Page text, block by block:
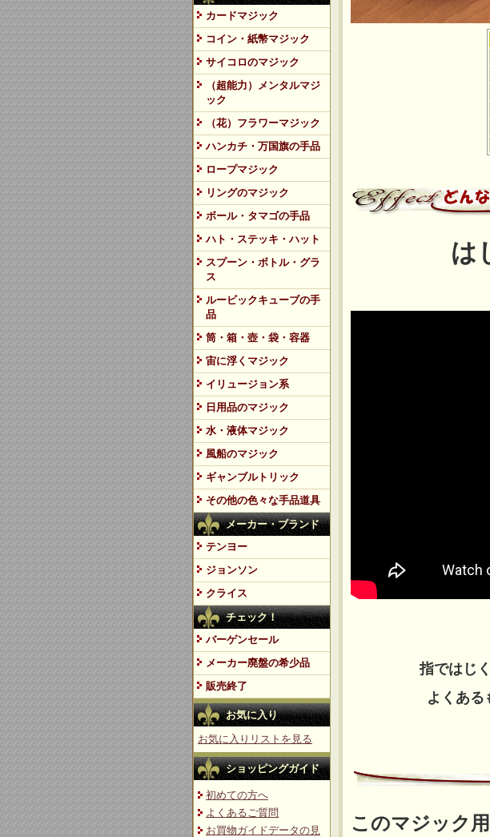
カードマジック
コイン・紙幣マジック
サイコロのマジック
（超能力）メンタルマジ
ック
（花）フラワーマジック
ハンカチ・万国旗の手品
ロープマジック
リングのマジック
ボール・タマゴの手品
ハト・ステッキ・ハット
スプーン・ボトル・グラ
ス
ルービックキューブの手
品
筒・箱・壺・袋・容器
宙に浮くマジック
イリュージョン系
日用品のマジック
水・液体マジック
風船のマジック
ギャンブルトリック
その他の色々な手品道具
メーカー・ブランド
テンヨー
ジョンソン
クライス
チェック！
バーゲンセール
メーカー廃盤の希少品
販売終了
お気に入り
お気に入りリストを見る
ショッピングガイド
初めての方へ
よくあるご質問
お買物ガイドデータの見
は
指ではじ
よくある
このマジック